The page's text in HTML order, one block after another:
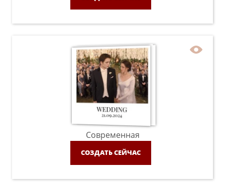
Современная
СОЗДАТЬ СЕЙЧАС